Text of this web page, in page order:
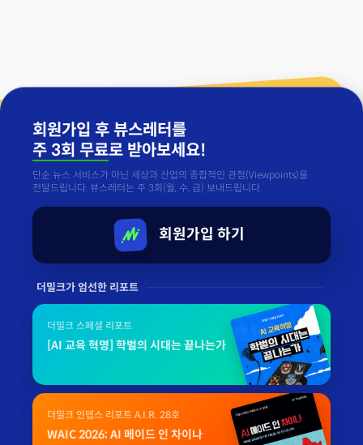
회원가입 후 뷰스레터를
주 3회 무료로 받아보세요!
단순 뉴스 서비스가 아닌 세상과 산업의 종합적인 관점(Viewpoints)을
전달드립니다. 뷰스레터는 주 3회(월, 수, 금) 보내드립니다.
회원가입 하기
더밀크가 엄선한 리포트
더밀크 스페셜 리포트
[AI 교육 혁명] 학벌의 시대는 끝나는가
더밀크 인뎁스 리포트 A.I.R. 28호
WAIC 2026: AI 메이드 인 차이나